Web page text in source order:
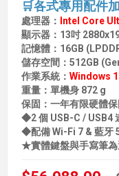
🛒各式專用配件
處理器：
Intel Core
顯示器：13吋
記憶體：16GB
儲存空間：512GB
作業系統： Windows
重量：單機身 872 g
保固：一年有限硬體
◆2 個 USB-C / USB4
◆配備 Wi-Fi 7 & 藍牙
★實體鍵盤與手寫筆